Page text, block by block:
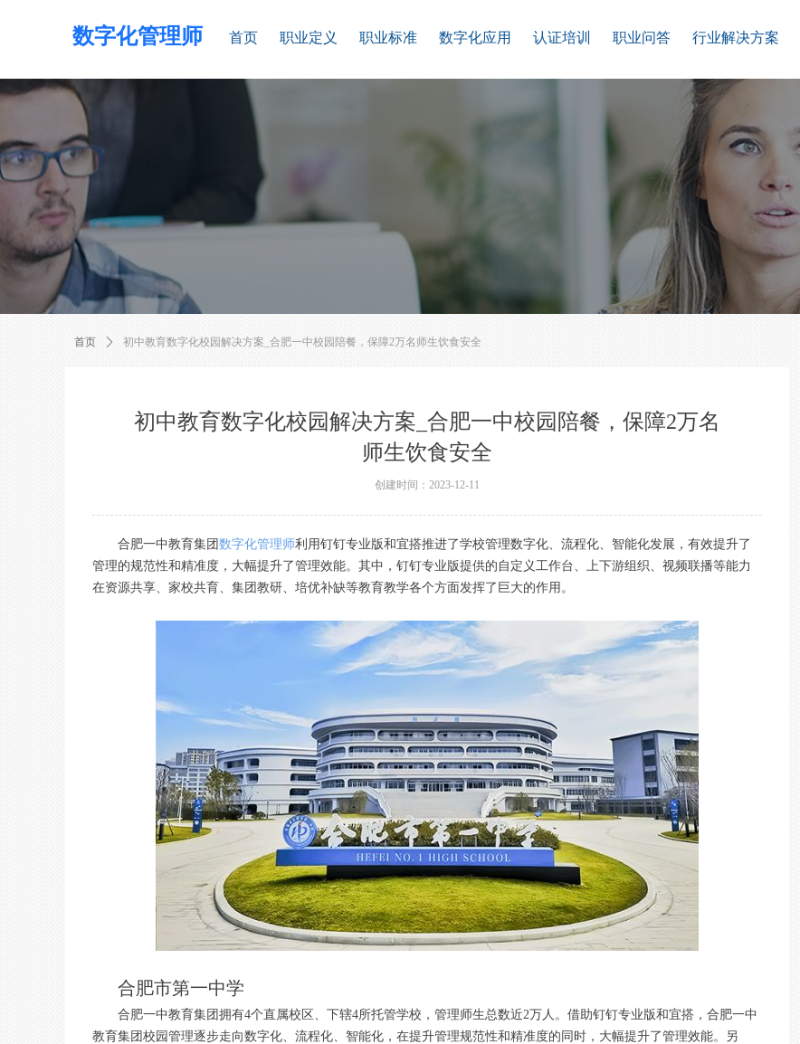
数字化管理师 首页 职业定义 职业标准 数字化应用 认证培训 职业问答 行业解决方案
首页 ꄲ 初中教育数字化校园解决方案_合肥一中校园陪餐，保障2万名师生饮食安全
初中教育数字化校园解决方案_合肥一中校园陪餐，保障2万名
师生饮食安全
合肥一中教育集团 数字化管理师利用钉钉专业版和宜搭推进了学校管理数字化、流程化、智能化发展，有效提升了
管理的规范性和精准度，大幅提升了管理效能。其中，钉钉专业版提供的自定义工作台、上下游组织、视频联播等能力
在资源共享、家校共育、集团教研、培优补缺等教育教学各个方面发挥了巨大的作用。
合肥市第一中学
合肥一中教育集团拥有4个直属校区、下辖4所托管学校，管理师生总数近2万人。借助钉钉专业版和宜搭，合肥一中
教育集团校园管理逐步走向数字化、流程化、智能化，在提升管理规范性和精准度的同时，大幅提升了管理效能。另
创建时间： 2023-12-11